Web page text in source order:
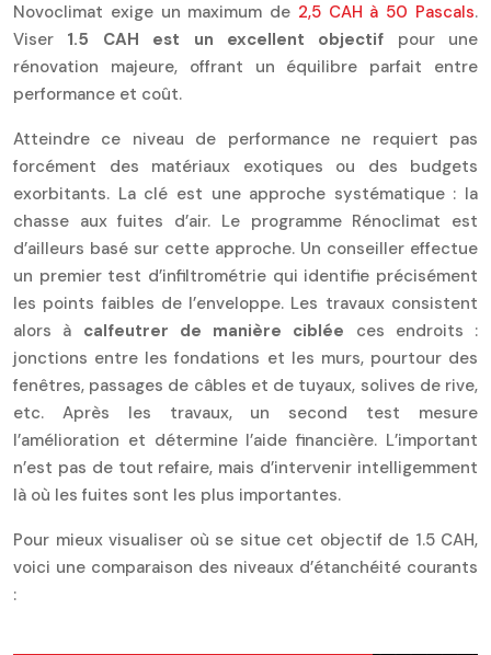
Novoclimat exige un maximum de 2,5 CAH à 50 Pascals.
Viser 1.5 CAH est un excellent objectif pour une
rénovation majeure, offrant un équilibre parfait entre
performance et coût.
Atteindre ce niveau de performance ne requiert pas
forcément des matériaux exotiques ou des budgets
exorbitants. La clé est une approche systématique : la
chasse aux fuites d’air. Le programme Rénoclimat est
d’ailleurs basé sur cette approche. Un conseiller effectue
un premier test d’infiltrométrie qui identifie précisément
les points faibles de l’enveloppe. Les travaux consistent
alors à calfeutrer de manière ciblée ces endroits :
jonctions entre les fondations et les murs, pourtour des
fenêtres, passages de câbles et de tuyaux, solives de rive,
etc. Après les travaux, un second test mesure
l’amélioration et détermine l’aide financière. L’important
n’est pas de tout refaire, mais d’intervenir intelligemment
là où les fuites sont les plus importantes.
Pour mieux visualiser où se situe cet objectif de 1.5 CAH,
voici une comparaison des niveaux d’étanchéité courants
: